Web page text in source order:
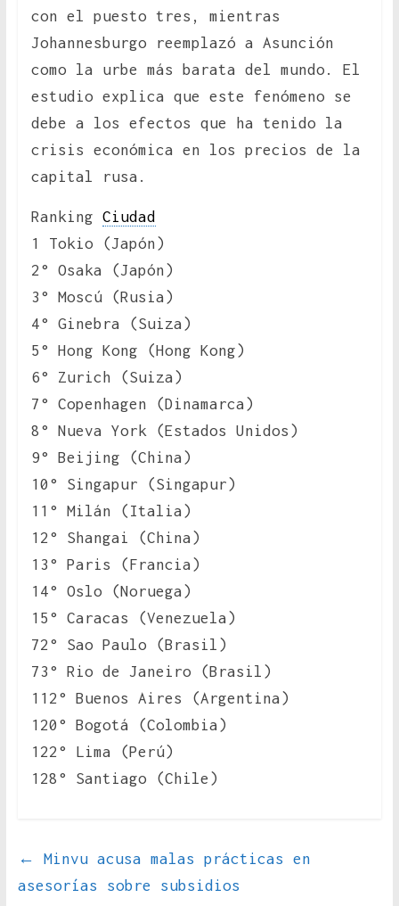
con el puesto tres, mientras
Johannesburgo reemplazó a Asunción
como la urbe más barata del mundo. El
estudio explica que este fenómeno se
debe a los efectos que ha tenido la
crisis económica en los precios de la
capital rusa.
Ranking Ciudad
1 Tokio (Japón)
2° Osaka (Japón)
3° Moscú (Rusia)
4° Ginebra (Suiza)
5° Hong Kong (Hong Kong)
6° Zurich (Suiza)
7° Copenhagen (Dinamarca)
8° Nueva York (Estados Unidos)
9° Beijing (China)
10° Singapur (Singapur)
11° Milán (Italia)
12° Shangai (China)
13° Paris (Francia)
14° Oslo (Noruega)
15° Caracas (Venezuela)
72° Sao Paulo (Brasil)
73° Rio de Janeiro (Brasil)
112° Buenos Aires (Argentina)
120° Bogotá (Colombia)
122° Lima (Perú)
128° Santiago (Chile)
←
Minvu acusa malas prácticas en
asesorías sobre subsidios